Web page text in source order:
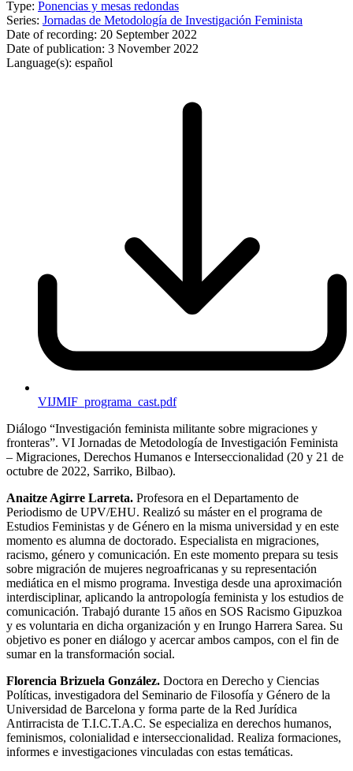
Type: Ponencias y mesas redondas
Series: Jornadas de Metodología de Investigación Feminista
Date of recording: 20 September 2022
Date of publication: 3 November 2022
Language(s): español
VIJMIF_programa_cast.pdf
Diálogo “Investigación feminista militante sobre migraciones y
fronteras”. VI Jornadas de Metodología de Investigación Feminista
– Migraciones, Derechos Humanos e Interseccionalidad (20 y 21 de
octubre de 2022, Sarriko, Bilbao).
Anaitze Agirre Larreta. Profesora en el Departamento de
Periodismo de UPV/EHU. Realizó su máster en el programa de
Estudios Feministas y de Género en la misma universidad y en este
momento es alumna de doctorado. Especialista en migraciones,
racismo, género y comunicación. En este momento prepara su tesis
sobre migración de mujeres negroafricanas y su representación
mediática en el mismo programa. Investiga desde una aproximación
interdisciplinar, aplicando la antropología feminista y los estudios de
comunicación. Trabajó durante 15 años en SOS Racismo Gipuzkoa
y es voluntaria en dicha organización y en Irungo Harrera Sarea. Su
objetivo es poner en diálogo y acercar ambos campos, con el fin de
sumar en la transformación social.
Florencia Brizuela González. Doctora en Derecho y Ciencias
Políticas, investigadora del Seminario de Filosofía y Género de la
Universidad de Barcelona y forma parte de la Red Jurídica
Antirracista de T.I.C.T.A.C. Se especializa en derechos humanos,
feminismos, colonialidad e interseccionalidad. Realiza formaciones,
informes e investigaciones vinculadas con estas temáticas.